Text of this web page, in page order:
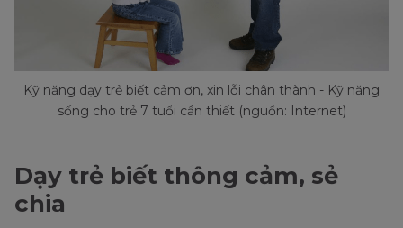
Kỹ năng dạy trẻ biết cảm ơn, xin lỗi chân thành - Kỹ năng
sống cho trẻ 7 tuổi cần thiết (nguồn: Internet)
Dạy trẻ biết thông cảm, sẻ
chia